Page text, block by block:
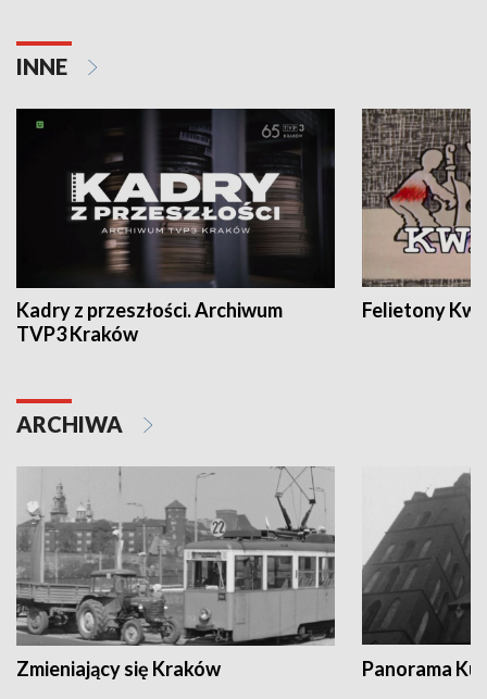
INNE
Kadry z przeszłości. Archiwum
TVP3 Kraków
Felietony
ARCHIWA
Zmieniający się Kraków Panorama